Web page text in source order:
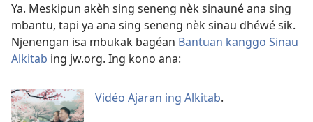
Ya. Meskipun akèh sing seneng nèk sinauné ana sing
mbantu, tapi ya ana sing seneng nèk sinau dhéwé sik.
Njenengan isa mbukak bagéan Bantuan kanggo Sinau
Alkitab ing jw.org. Ing kono ana:
Vidéo Ajaran ing Alkitab.